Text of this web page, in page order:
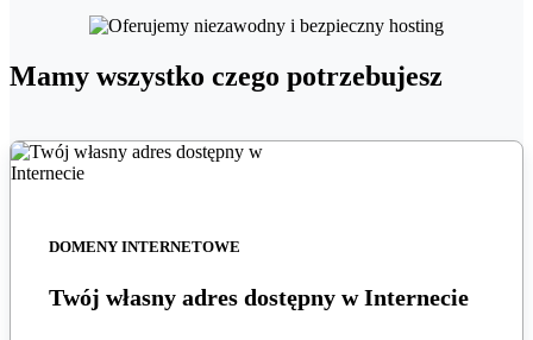
Mamy wszystko czego potrzebujesz
DOMENY INTERNETOWE
Twój własny adres dostępny w Internecie